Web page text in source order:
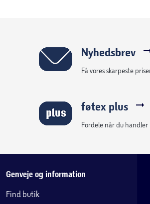
Nyhedsbrev
Få vores skarpeste
føtex plus
Fordele når du handler
Genveje og information
Find butik